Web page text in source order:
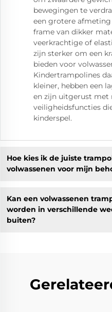
bewegingen te
een grotere
frame van dikker
veerkrachtige of
zijn sterker om een
bieden voor
Kindertrampolines
kleiner, hebben een
en zijn uitgerust met
veiligheidsfuncties
kinderspel.
Hoe kies ik de juiste
volwassenen voor mijn
Kan een volwassenen
worden in verschillende
buiten?